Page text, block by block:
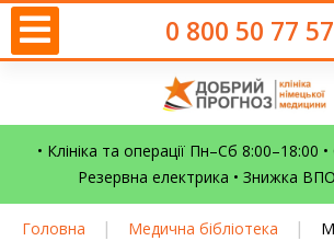
0 800 50 77 57
• Клініка та операції Пн–Сб 8:00–18:00
Резервна електрика • Знижка
Головна | Медична бібліотека |